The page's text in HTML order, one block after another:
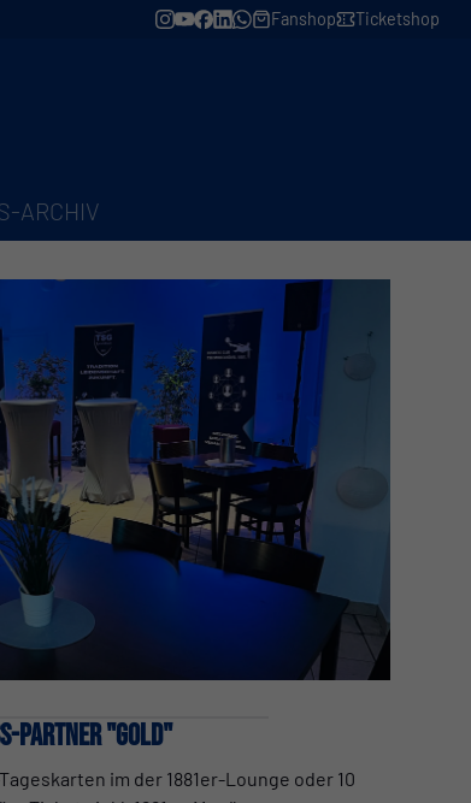
Fanshop Ticketshop
ARCHIV
Partner "Gold"
im der 1881er-Lounge oder 10